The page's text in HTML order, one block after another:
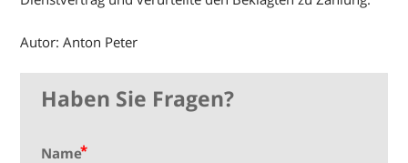
Autor: Anton Peter
Haben Sie Fragen?
Name